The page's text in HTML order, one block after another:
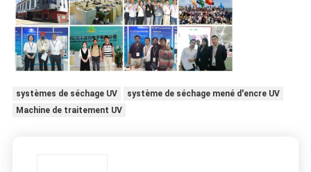
systèmes de séchage UV
système de séchage mené d'encre UV
Machine de traitement UV